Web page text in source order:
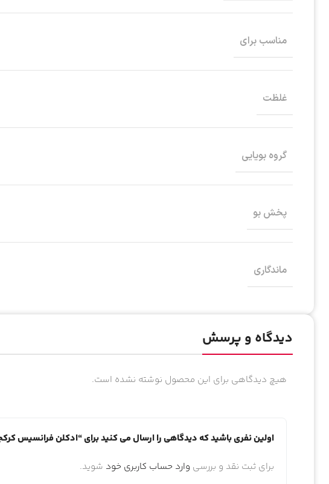
مناسب برای
غلظت
گروه بویایی
پخش بو
ماندگاری
دیدگاه و پرسش
هیچ دیدگاهی برای این محصول نوشته نشده است.
اولین نفری باشید که دیدگاهی را ارسال می کنید برای “ادکلن فرانسیس کرکجان باکارات رژ 540
برای ثبت نقد و بررسی وارد حساب کاربری خود شوید.